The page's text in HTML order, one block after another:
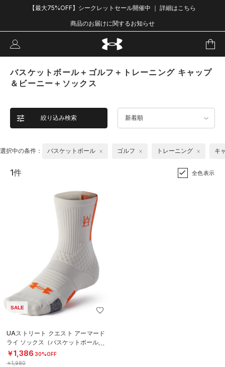
【最大75%OFF】シークレットセール開催中 ｜ 詳細はこちら
商品のお届けに関するお知らせ
バスケットボール＋ゴルフ＋トレーニング キャップ
＆ビーニー＋ソックス
絞り込み検索 新着順
選択中の条件： バスケットボール ゴルフ トレーニング キ
1件 全色表示
SALE
UAストリート クエスト アーマード
ライ ソックス（バスケットボール/U
NISEX）
￥1,386 30%OFF
￥1,980